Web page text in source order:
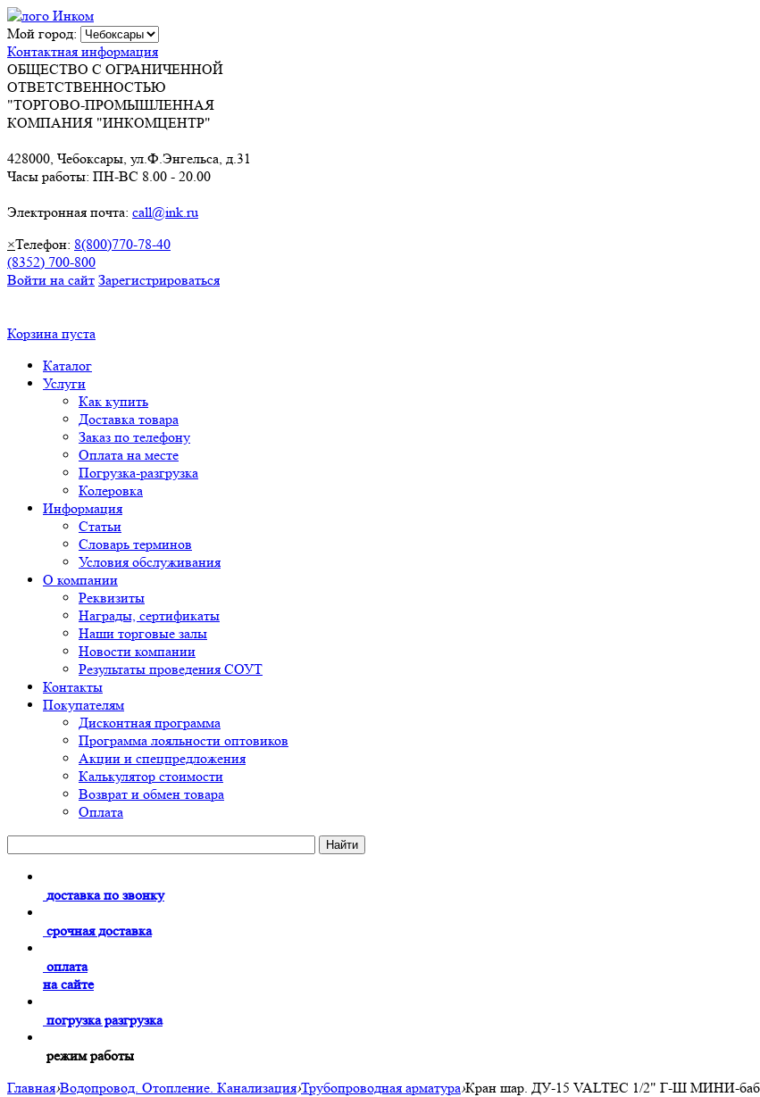
Мой город:
Контактная информация
ОБЩЕСТВО С ОГРАНИЧЕННОЙ
ОТВЕТСТВЕННОСТЬЮ
"ТОРГОВО-ПРОМЫШЛЕННАЯ
КОМПАНИЯ "ИНКОМЦЕНТР"
428000, Чебоксары, ул.Ф.Энгельса, д.31
Часы работы: ПН-ВС 8.00 - 20.00
Электронная почта: call@ink.ru
×Телефон: 8(800)770-78-40
(8352) 700-800
Войти на сайт Зарегистрироваться
Корзина пуста
Каталог
Услуги
Как купить
Доставка товара
Заказ по телефону
Оплата на месте
Погрузка-разгрузка
Колеровка
Информация
Статьи
Словарь терминов
Условия обслуживания
О компании
Реквизиты
Награды, сертификаты
Наши торговые залы
Новости компании
Результаты проведения СОУТ
Контакты
Покупателям
Дисконтная программа
Программа лояльности оптовиков
Акции и спецпредложения
Калькулятор стоимости
Возврат и обмен товара
Оплата
доставка по звонку
срочная доставка
оплата
на сайте
погрузка разгрузка
режим работы
Главная›Водопровод. Отопление. Канализация›Трубопроводная арматура›Кран шар. ДУ-15 VALTEC 1/2" Г-Ш МИНИ-